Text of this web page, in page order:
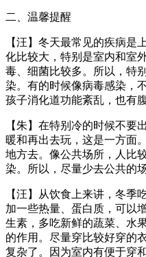
二、温馨提醒
【汪】冬天最常见的疾病是
化比较大，特别是室内和室
毒、细菌比较多。所以，特
染。有的时候像病毒感染，
孩子消化道功能紊乱，也有
【朱】在特别冷的时候不要
暖和再出去玩，这是一方面
地方去。像公共场所，人比
染。所以，尽量少去公共的场
【汪】从饮食上来讲，冬季
加一些热量、蛋白质，可以
生素，多吃新鲜的蔬菜、水
的作用。尽量穿比较好穿的
复杂了。因为室内有便于穿